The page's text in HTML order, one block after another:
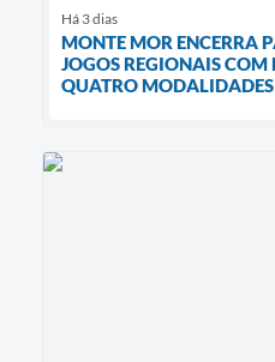
Há 3 dias
MONTE MOR ENCERRA
JOGOS REGIONAIS COM
QUATRO MODALIDADES ​